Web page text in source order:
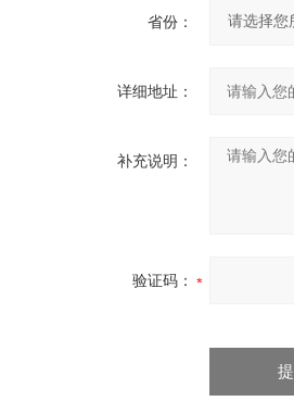
省份：
详细地址：
补充说明：
验证码：